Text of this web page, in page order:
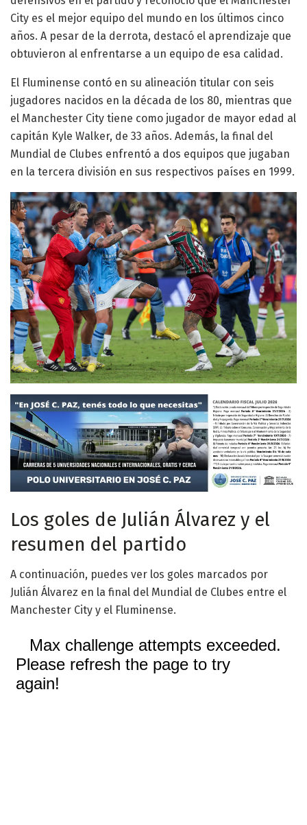
City es el mejor equipo del mundo en los últimos cinco
años. A pesar de la derrota, destacó el aprendizaje que
obtuvieron al enfrentarse a un equipo de esa calidad.
El Fluminense contó en su alineación titular con seis
jugadores nacidos en la década de los 80, mientras que
el Manchester City tiene como jugador de mayor edad al
capitán Kyle Walker, de 33 años. Además, la final del
Mundial de Clubes enfrentó a dos equipos que jugaban
en la tercera división en sus respectivos países en 1999.
Los goles de Julián Álvarez y el
resumen del partido
A continuación, puedes ver los goles marcados por
Julián Álvarez en la final del Mundial de Clubes entre el
Manchester City y el Fluminense.